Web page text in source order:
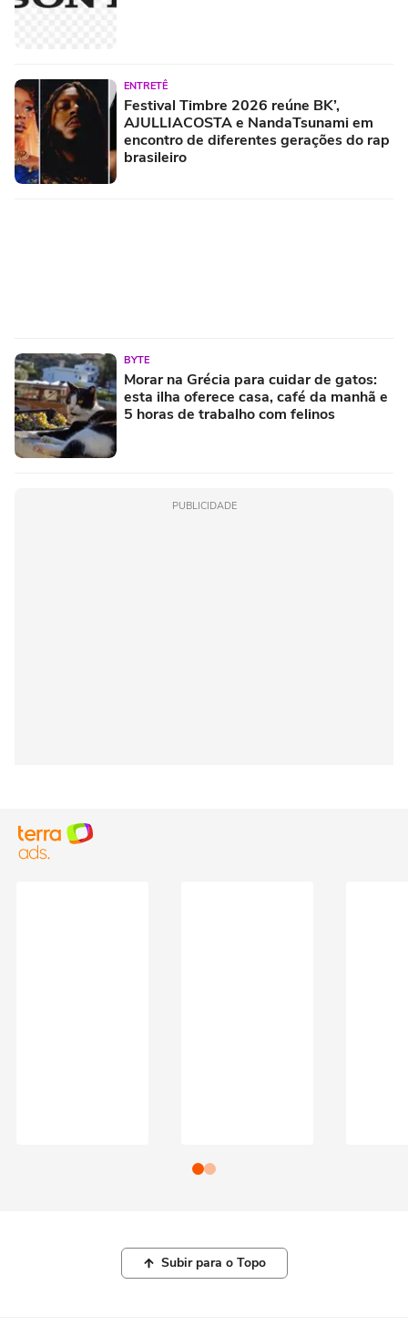
ENTRETÊ
Festival Timbre 2026 reúne BK’,
AJULLIACOSTA e NandaTsunami em
encontro de diferentes gerações do rap
brasileiro
BYTE
Morar na Grécia para cuidar de gatos:
esta ilha oferece casa, café da manhã e
5 horas de trabalho com felinos
PUBLICIDADE
Subir para o Topo